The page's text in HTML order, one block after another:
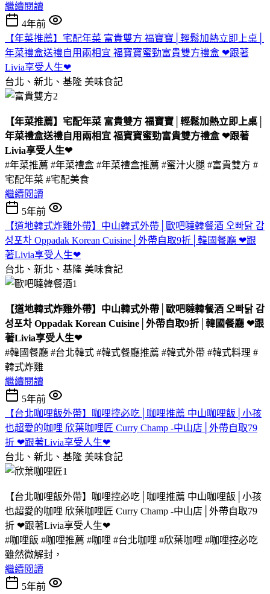
繼續閱讀
4年前
【年菜推薦】宅配年菜 富貴雙方 福寶寶│輕鬆加熱立即上桌│
年菜禮盒送禮自用兩相宜 福寶寶蜜勁富貴雙方禮盒 ❤跟著
Livia享受人生❤
台北、新北、基隆 美味食記
【年菜推薦】宅配年菜 富貴雙方 福寶寶│輕鬆加熱立即上桌│
年菜禮盒送禮自用兩相宜 福寶寶蜜勁富貴雙方禮盒 ❤跟著
Livia享受人生❤
#年菜推薦 #年菜禮盒 #年菜禮盒推薦 #蜜汁火腿 #富貴雙方 #
宅配年菜 #宅配美食
繼續閱讀
5年前
【道地韓式炸雞外帶】中山韓式外帶│歐吧噠韓餐酒 오빠닭 감
성포차 Oppadak Korean Cuisine│外帶自取9折│韓國餐廳 ❤跟
著Livia享受人生❤
台北、新北、基隆 美味食記
【道地韓式炸雞外帶】中山韓式外帶│歐吧噠韓餐酒 오빠닭 감
성포차 Oppadak Korean Cuisine│外帶自取9折│韓國餐廳 ❤跟
著Livia享受人生❤
#韓國餐廳 #台北韓式 #韓式餐廳推薦 #韓式外帶 #韓式料理 #
韓式炸雞
繼續閱讀
5年前
【台北咖哩飯外帶】咖哩控必吃│咖哩推薦 中山咖哩飯│小孩
也超愛的咖哩 欣葉咖哩匠 Curry Champ -中山店│外帶自取79
折 ❤跟著Livia享受人生❤
台北、新北、基隆 美味食記
【台北咖哩飯外帶】咖哩控必吃│咖哩推薦 中山咖哩飯│小孩
也超愛的咖哩 欣葉咖哩匠 Curry Champ -中山店│外帶自取79
折 ❤跟著Livia享受人生❤
#咖哩飯 #咖哩推薦 #咖哩 #台北咖哩 #欣葉咖哩 #咖哩控必吃
雖然微解封，
繼續閱讀
5年前